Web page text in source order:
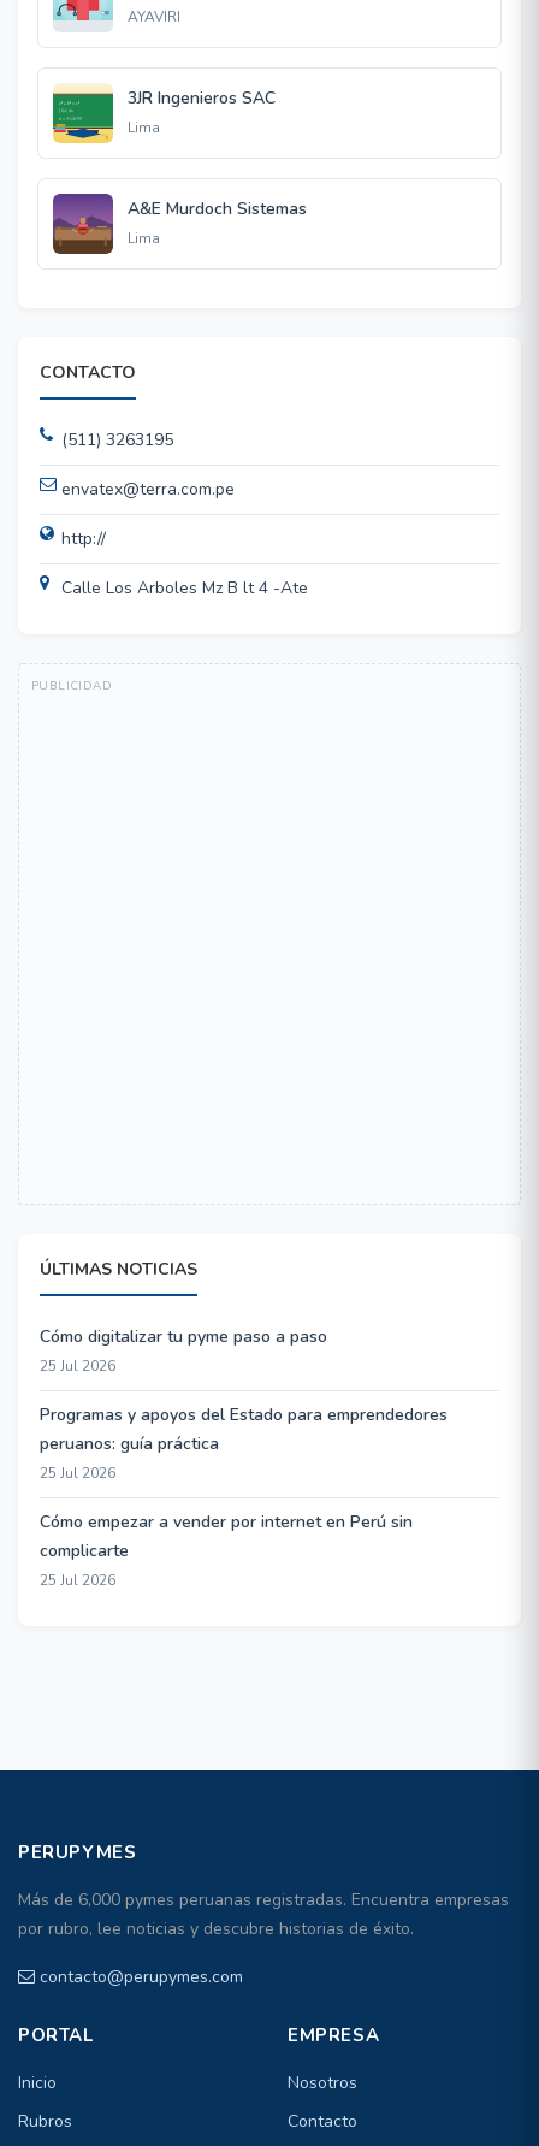
AYAVIRI
3JR Ingenieros SAC
Lima
A&E Murdoch Sistemas
Lima
CONTACTO
(511) 3263195
envatex@terra.com.pe
http://
Calle Los Arboles Mz B lt 4 -Ate
ÚLTIMAS NOTICIAS
Cómo digitalizar tu pyme paso a paso
25 Jul 2026
Programas y apoyos del Estado para emprendedores
peruanos: guía práctica
25 Jul 2026
Cómo empezar a vender por internet en Perú sin
complicarte
25 Jul 2026
PERUPYMES
Más de 6,000 pymes peruanas registradas. Encuentra empresas
por rubro, lee noticias y descubre historias de éxito.
contacto@perupymes.com
PORTAL
Inicio
Rubros
EMPRESA
Nosotros
Contacto